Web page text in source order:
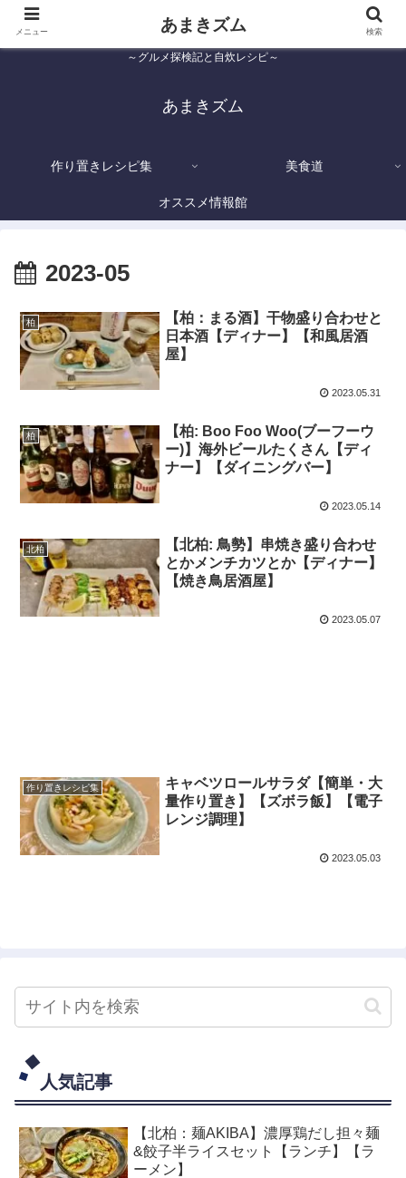
～グルメ探検記と自炊レシピ～
あまきズム
作り置きレシピ集 美食道
オススメ情報館
2023-05
柏
【柏：まる酒】干物盛り合わせと
日本酒【ディナー】【和風居酒
屋】
2023.05.31
柏
【柏: Boo Foo Woo(ブーフーウ
ー)】海外ビールたくさん【ディ
ナー】【ダイニングバー】
2023.05.14
北柏
【北柏: 鳥勢】串焼き盛り合わせ
とかメンチカツとか【ディナー】
【焼き鳥居酒屋】
2023.05.07
作り置きレシピ集
キャベツロールサラダ【簡単・大
量作り置き】【ズボラ飯】【電子
レンジ調理】
2023.05.03
人気記事
【北柏：麺AKIBA】濃厚鶏だし担々麺
&餃子半ライスセット【ランチ】【ラ
ーメン】
メニュー あまきズム 検索